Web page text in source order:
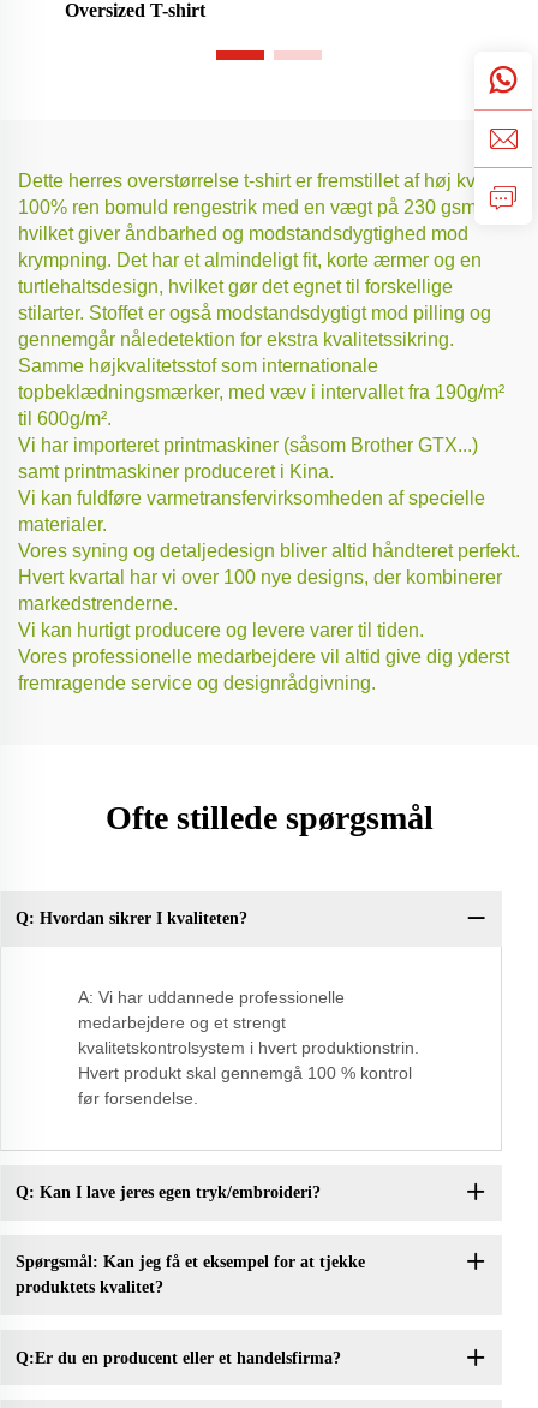
Oversized T-shirt
Dette herres overstørrelse t-shirt er fremstillet af høj kvalitet
100% ren bomuld rengestrik med en vægt på 230 gsm,
hvilket giver åndbarhed og modstandsdygtighed mod
krympning. Det har et almindeligt fit, korte ærmer og en
turtlehaltsdesign, hvilket gør det egnet til forskellige
stilarter. Stoffet er også modstandsdygtigt mod pilling og
gennemgår nåledetektion for ekstra kvalitetssikring.
Samme højkvalitetsstof som internationale
topbeklædningsmærker, med væv i intervallet fra 190g/m²
til 600g/m².
Vi har importeret printmaskiner (såsom Brother GTX...)
samt printmaskiner produceret i Kina.
Vi kan fuldføre varmetransfervirksomheden af specielle
materialer.
Vores syning og detaljedesign bliver altid håndteret perfekt.
Hvert kvartal har vi over 100 nye designs, der kombinerer
markedstrenderne.
Vi kan hurtigt producere og levere varer til tiden.
Vores professionelle medarbejdere vil altid give dig yderst
fremragende service og designrådgivning.
Ofte stillede spørgsmål
Q: Hvordan sikrer I kvaliteten?
A: Vi har uddannede professionelle
medarbejdere og et strengt
kvalitetskontrolsystem i hvert produktionstrin.
Hvert produkt skal gennemgå 100 % kontrol
før forsendelse.
Q: Kan I lave jeres egen tryk/embroideri?
Spørgsmål: Kan jeg få et eksempel for at tjekke
produktets kvalitet?
Q:Er du en producent eller et handelsfirma?